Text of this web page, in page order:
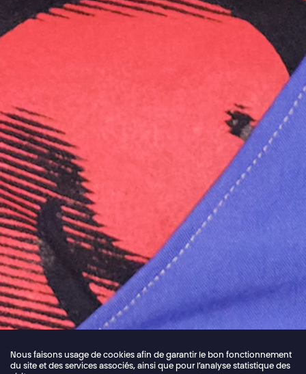
Nous faisons usage de cookies afin de garantir le bon fonctionnement
du site et des services associés, ainsi que pour l’analyse statistique des